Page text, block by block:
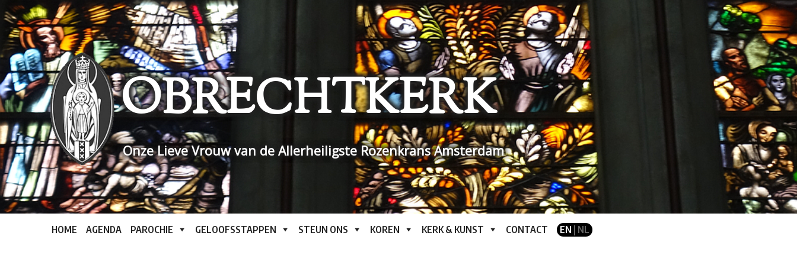
Skip
to
content
OBRECHTKERK
Onze Lieve Vrouw van de Allerheiligste Rozenkrans Amsterdam
HOME AGENDA PAROCHIE GELOOFSSTAPPEN STEUN ONS KOREN KERK & KUNST CONTACT EN | NL